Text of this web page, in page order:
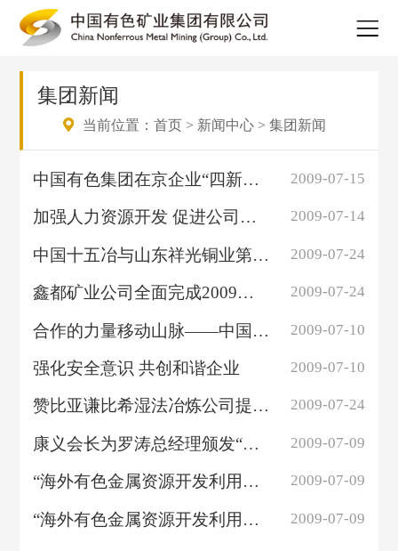
集团新闻
当前位置：首页 > 新闻中心 >集团新闻
中国有色集团在京企业“四新杯”室内球类比赛开赛 2009-07-15
加强人力资源开发 促进公司科学发展 2009-07-14
中国十五冶与山东祥光铜业第二次握手 2009-07-24
鑫都矿业公司全面完成2009年上半年生产经营计划 2009-07-24
合作的力量移动山脉——中国有色集团与英国公司签署吉尔吉斯金矿协议 2009-07-10
强化安全意识 共创和谐企业 2009-07-10
赞比亚谦比希湿法冶炼公司提前完成2009年上半年生产任务 2009-07-24
康义会长为罗涛总经理颁发“中国有色金属行业第五届有影响力人物”奖盘 2009-07-09
“海外有色金属资源开发利用技术创新战略联盟”成立大会暨第一届理事会成功召开 2009-07-09
“海外有色金属资源开发利用技术创新战略联盟”成立大会暨第一届理事会成功召开 2009-07-09